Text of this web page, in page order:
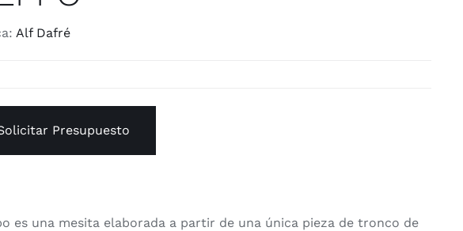
Alf Dafré
Presupuesto
es una mesita elaborada a partir de una única pieza de tronco de